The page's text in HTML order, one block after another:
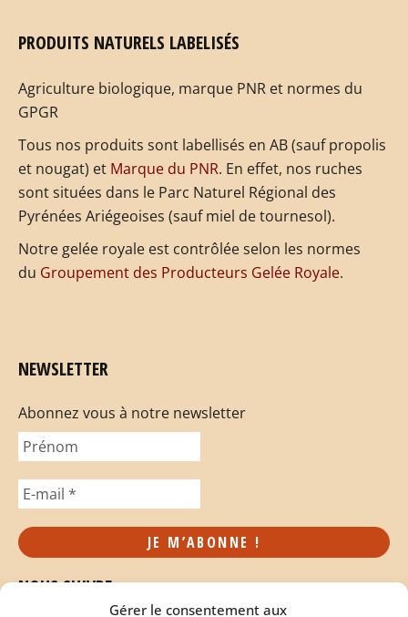
Gérer le consentement aux
PRODUITS NATURELS LABELISÉS
Agriculture biologique, marque PNR et normes du
GPGR
Tous nos produits sont labellisés en AB (sauf propolis
et nougat) et Marque du PNR. En effet, nos ruches
sont situées dans le Parc Naturel Régional des
Pyrénées Ariégeoises (sauf miel de tournesol).
Notre gelée royale est contrôlée selon les normes
du Groupement des Producteurs Gelée Royale.
NEWSLETTER
Abonnez vous à notre newsletter
NOUS SUIVRE